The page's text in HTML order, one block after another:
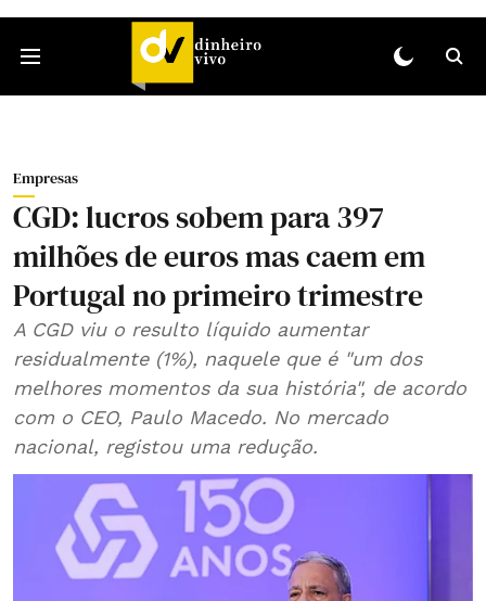
Empresas
CGD: lucros sobem para 397
milhões de euros mas caem em
Portugal no primeiro trimestre
A CGD viu o resulto líquido aumentar
residualmente (1%), naquele que é "um dos
melhores momentos da sua história", de acordo
com o CEO, Paulo Macedo. No mercado
nacional, registou uma redução.